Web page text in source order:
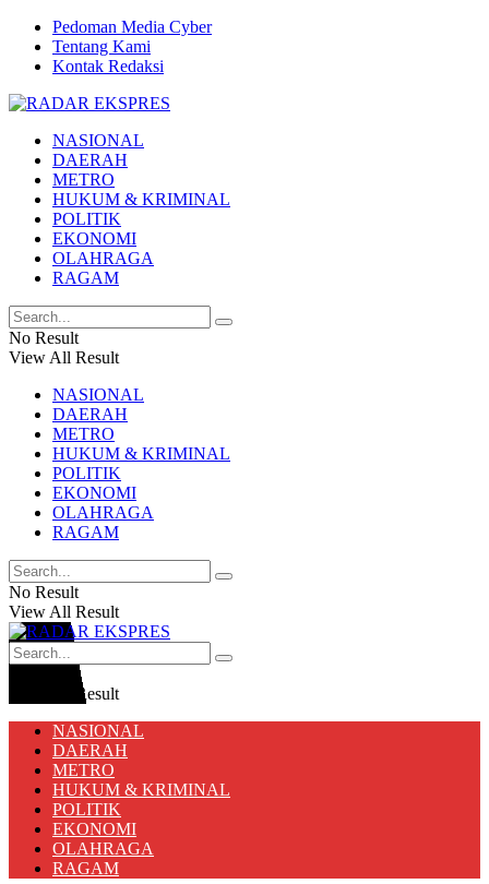
Pedoman Media Cyber
Tentang Kami
Kontak Redaksi
NASIONAL
DAERAH
METRO
HUKUM & KRIMINAL
POLITIK
EKONOMI
OLAHRAGA
RAGAM
No Result
View All Result
NASIONAL
DAERAH
METRO
HUKUM & KRIMINAL
POLITIK
EKONOMI
OLAHRAGA
RAGAM
No Result
View All Result
View All Result
NASIONAL
DAERAH
METRO
HUKUM & KRIMINAL
POLITIK
EKONOMI
OLAHRAGA
RAGAM